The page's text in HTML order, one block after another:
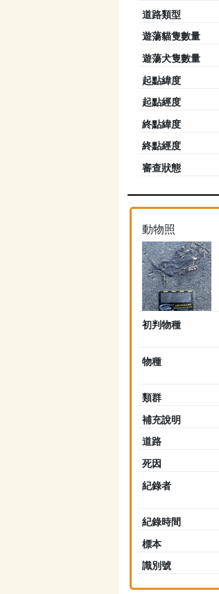
道路類型
遊蕩貓隻數量
遊蕩犬隻數量
起點緯度
起點經度
終點緯度
終點經度
審查狀態
動物照
初判物種
物種
類群
補充說明
道路
死因
紀錄者
紀錄時間
標本
識別號